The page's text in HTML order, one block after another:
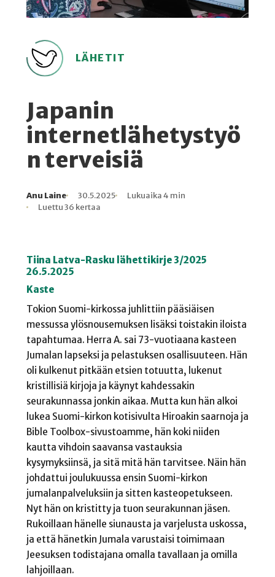
LÄHETIT
Japanin
internetlähetystyö
n terveisiä
Kirjoittaja
Anu Laine
Julkaistu
30.5.2025
Lukuaika
Lukuaika 4 min
Lukukertoja
Luettu 36 kertaa
Tiina Latva-Rasku lähettikirje 3/2025
26.5.2025
Kaste
Tokion Suomi-kirkossa juhlittiin pääsiäisen
messussa ylösnousemuksen lisäksi toistakin iloista
tapahtumaa. Herra A. sai 73-vuotiaana kasteen
Jumalan lapseksi ja pelastuksen osallisuuteen. Hän
oli kulkenut pitkään etsien totuutta, lukenut
kristillisiä kirjoja ja käynyt kahdessakin
seurakunnassa jonkin aikaa. Mutta kun hän alkoi
lukea Suomi-kirkon kotisivulta Hiroakin saarnoja ja
Bible Toolbox-sivustoamme, hän koki niiden
kautta vihdoin saavansa vastauksia
kysymyksiinsä, ja sitä mitä hän tarvitsee. Näin hän
johdattui joulukuussa ensin Suomi-kirkon
jumalanpalveluksiin ja sitten kasteopetukseen.
Nyt hän on kristitty ja tuon seurakunnan jäsen.
Rukoillaan hänelle siunausta ja varjelusta uskossa,
ja että hänetkin Jumala varustaisi toimimaan
Jeesuksen todistajana omalla tavallaan ja omilla
lahjoillaan.